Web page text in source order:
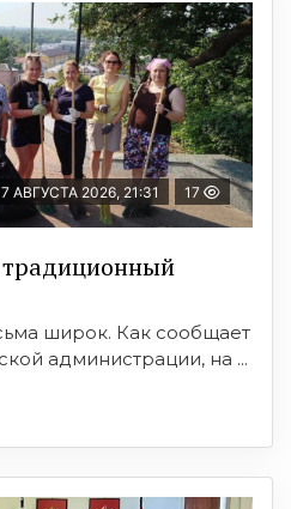
7 АВГУСТА 2026, 21:31 17
широк. Как сообщает
администрации, на ...